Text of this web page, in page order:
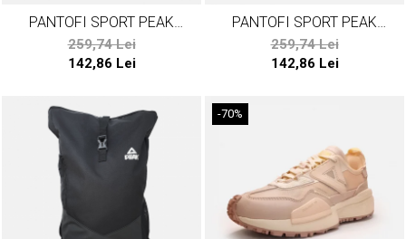
PANTOFI SPORT PEAK
LIFESTYLE BARBATI ALB
259,74 Lei
142,86 Lei
PANTOFI SPORT PEAK
LIFESTYLE DAMA ALB
259,74 Lei
142,86 Lei
-70%